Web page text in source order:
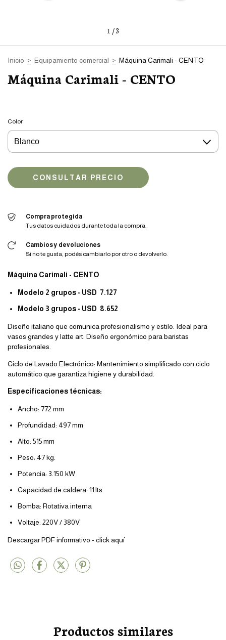
1 /3
Inicio > Equipamiento comercial > Máquina Carimali - CENTO
Máquina Carimali - CENTO
Color
Compra protegida
Tus datos cuidados durante toda la compra.
Cambios y devoluciones
Si no te gusta, podés cambiarlo por otro o devolverlo.
Máquina Carimali - CENTO
Modelo 2 grupos - USD 7.127
Modelo 3 grupos - USD 8.652
Diseño italiano que comunica profesionalismo y estilo. Ideal para
vasos grandes y latte art. Diseño ergonómico para baristas
profesionales.
Ciclo de Lavado Electrónico: Mantenimiento simplificado con ciclo
automático que garantiza higiene y durabilidad.
Especificaciones técnicas:
Ancho: 772 mm
Profundidad: 497 mm
Alto: 515 mm
Peso: 47 kg.
Potencia: 3.150 kW
Capacidad de caldera: 11 lts.
Bomba: Rotativa interna
Voltaje: 220V / 380V
Descargar PDF informativo - click aquí
Productos similares